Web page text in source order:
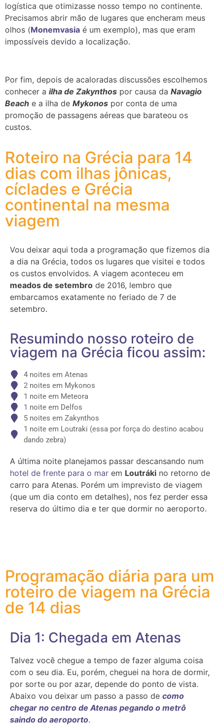
logística que otimizasse nosso tempo no continente.
Precisamos abrir mão de lugares que encheram meus
olhos (Monemvasia é um exemplo), mas que eram
impossíveis devido a localização.
Por fim, depois de acaloradas discussões escolhemos
conhecer a ilha de Zakynthos por causa da Navagio
Beach e a ilha de Mykonos por conta de uma
promoção de passagens aéreas que barateou os
custos.
Roteiro na Grécia para 14
dias com ilhas jônicas,
cíclades e Grécia
continental na mesma
viagem
Vou deixar aqui toda a programação que fizemos dia
a dia na Grécia, todos os lugares que visitei e todos
os custos envolvidos. A viagem aconteceu em
meados de setembro de 2016, lembro que
embarcamos exatamente no feriado de 7 de
setembro.
Resumindo nosso roteiro de
viagem na Grécia ficou assim:
4 noites em Atenas
2 noites em Mykonos
1 noite em Meteora
1 noite em Delfos
5 noites em Zakynthos
1 noite em Loutraki (essa por força do destino acabou
dando zebra)
A última noite planejamos passar descansando num
hotel de frente para o mar em Loutráki no retorno de
carro para Atenas. Porém um imprevisto de viagem
(que um dia conto em detalhes), nos fez perder essa
reserva do último dia e ter que dormir no aeroporto.
Programação diária para um
roteiro de viagem na Grécia
de 14 dias
Dia 1: Chegada em Atenas
Talvez você chegue a tempo de fazer alguma coisa
com o seu dia. Eu, porém, cheguei na hora de dormir,
por sorte ou por azar, depende do ponto de vista.
Abaixo vou deixar um passo a passo de como
chegar no centro de Atenas pegando o metrô
saindo do aeroporto.